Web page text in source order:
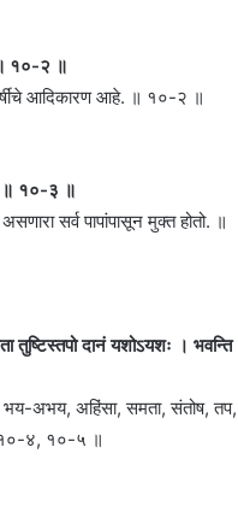
॥ १०-२ ॥
आदिकारण आहे. ॥ १०-२ ॥
॥ १०-३ ॥
सर्व पापांपासून मुक्त होतो. ॥
तुष्टिस्तपो दानं यशोऽयशः । भवन्ति
भय-अभय, अहिंसा, समता, संतोष, तप,
१०-४, १०-५ ॥